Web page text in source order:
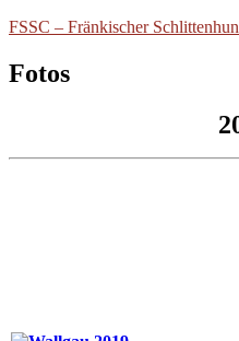
FSSC – Fränkischer
Fotos